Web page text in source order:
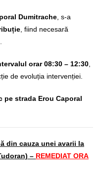
Dumitrache , s-a
, fiind necesară
orar 08:30 – 12:30
de evoluția intervenției.
strada Erou Caporal
din cauza unei avarii la
– REMEDIAT ORA